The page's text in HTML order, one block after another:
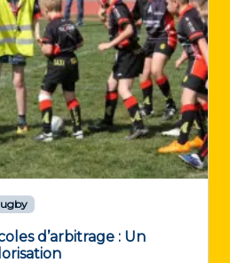
d’arbitrage : Un